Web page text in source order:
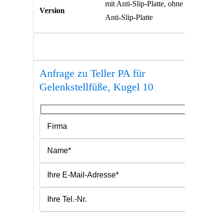
Version
mit Anti-Slip-Platte, ohne
Anti-Slip-Platte
Anfrage zu Teller PA für
Gelenkstellfüße, Kugel 10
Bitte lasse dieses Feld leer.
Bitte lasse dieses Feld leer.